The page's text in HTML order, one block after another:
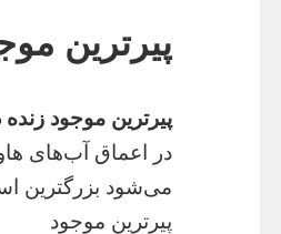
پیرترین
پیرترین موجود
در اعماق آب‌های
می‌شود بزرگترین
پیرترین موجود